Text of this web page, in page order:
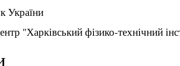
України
"Харківський фізико-технічний